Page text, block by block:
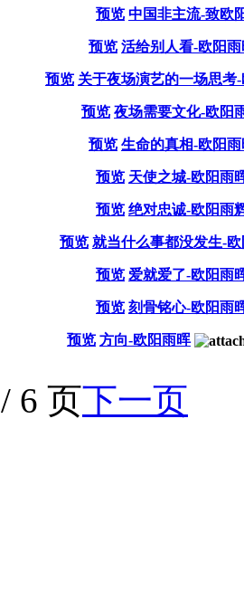
预览 中国非主流-致欧
预览 活给别人看-欧阳雨
预览 关于夜场演艺的一场思考
预览 夜场需要文化-欧阳
预览 生命的真相-欧阳雨
预览 天使之城-欧阳雨
预览 绝对忠诚-欧阳雨
预览 就当什么事都没发生-
预览 爱就爱了-欧阳雨
预览 刻骨铭心-欧阳雨
预览 方向-欧阳雨晖
/ 6 页下一页